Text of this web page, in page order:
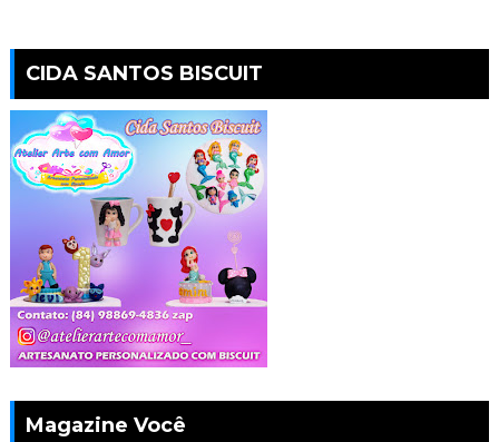
CIDA SANTOS BISCUIT
Magazine Você